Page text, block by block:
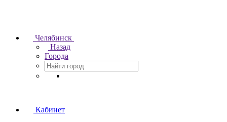
Челябинск
Назад
Города
Кабинет